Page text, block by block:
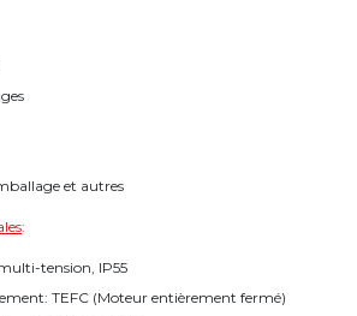
et autres
:
tension, IP55
TEFC (Moteur entièrement fermé)